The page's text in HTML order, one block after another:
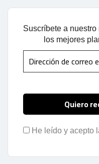
Suscríbete a
los mejores
He leído y acepto